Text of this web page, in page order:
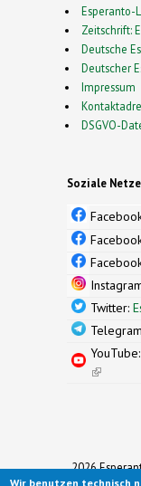
Esperanto-
Zeitschrift:
Deutsche
Deutscher
Impressum
DSGVO-
Soziale
Twitter:
YouTube:
(link is
2026
Wir benutzen technisch